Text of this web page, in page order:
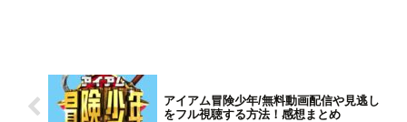
アイアム冒険少年/無料動画配信や見逃し
をフル視聴する方法！感想まとめ